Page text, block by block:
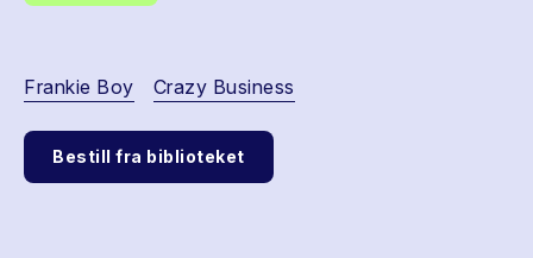
Frankie Boy Crazy Business
Bestill fra biblioteket